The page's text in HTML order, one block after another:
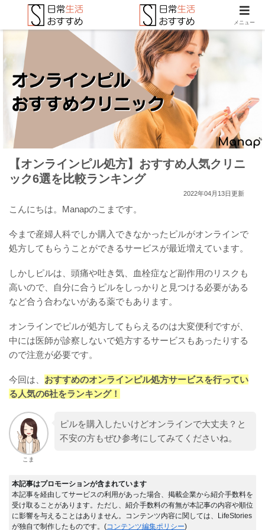
【オンラインピル処方】おすすめ人気クリニ
ック6選を比較ランキング
2022年04月13日更新
こんにちは。Manapのこまです。
今まで産婦人科でしか購入できなかったピルがオンラインで
処方してもらうことができるサービスが最近増えています。
しかしピルは、頭痛や吐き気、血栓症など副作用のリスクも
高いので、自分に合うピルをしっかりと見つける必要がある
など合う合わないがある薬でもあります。
オンラインでピルが処方してもらえるのは大変便利ですが、
中には医師が診察しないで処方するサービスもあったりする
ので注意が必要です。
今回は、 おすすめのオンラインピル処方サービスを行ってい
る人気の6社をランキング！
こま
ピルを購入したいけどオンラインで大丈夫？と
不安の方もぜひ参考にしてみてくださいね。
本記事はプロモーションが含まれています
本記事を経由してサービスの利用があった場合、掲載企業から紹介手数料を
受け取ることがあります。ただし、紹介手数料の有無が本記事の内容や順位
に影響を与えることはありません。コンテンツ内容に関しては、LifeStories
が独自で制作したものです。(コンテンツ編集ポリシー)
メニュー